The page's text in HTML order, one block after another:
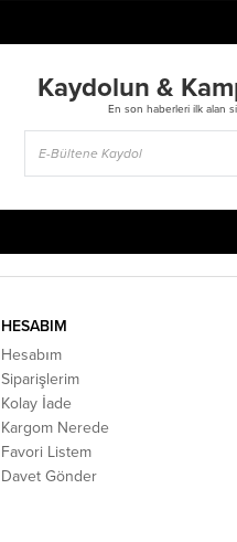
Kaydolun &
En son haberleri ilk alan
HESABIM
Hesabım
Siparişlerim
Kolay İade
Kargom Nerede
Favori Listem
Davet Gönder